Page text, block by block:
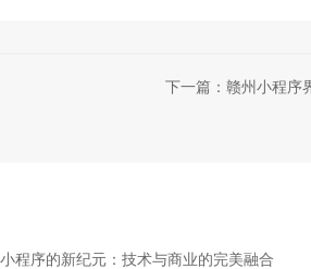
下一篇：赣州小程序
程序的新纪元：技术与商业的完美融合